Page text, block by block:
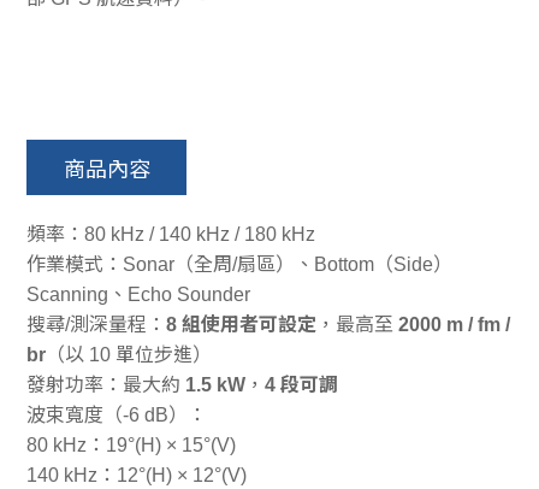
商品內容
頻率：80 kHz / 140 kHz / 180 kHz
作業模式：Sonar（全周/扇區）、Bottom（Side）
Scanning、Echo Sounder
搜尋/測深量程：8 組使用者可設定 ，最高至2000 m / fm /
br （以 10 單位步進）
發射功率：最大約 1.5 kW ，4 段可調
波束寬度（-6 dB）：
80 kHz：19°(H) × 15°(V)
140 kHz：12°(H) × 12°(V)